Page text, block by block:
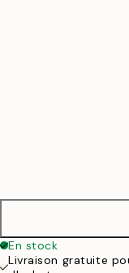
En stock
Livraison gratuite